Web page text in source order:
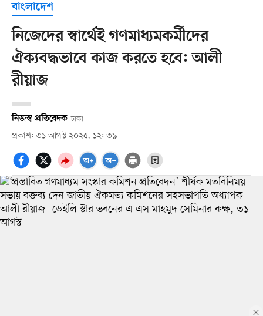
বাংলাদেশ
নিজেদের স্বার্থেই গণমাধ্যমকর্মীদের
ঐক্যবদ্ধভাবে কাজ করতে হবে: আলী
রীয়াজ
নিজস্ব প্রতিবেদক ঢাকা
প্রকাশ: ৩১ আগস্ট ২০২৫, ১২: ৩৯